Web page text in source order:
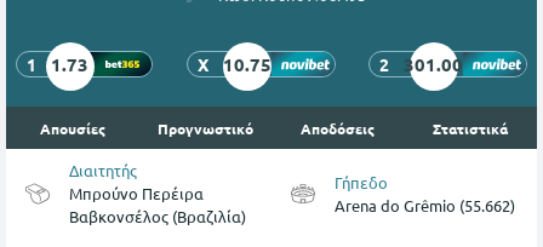
1 1.73 X 10.75 2 301.00
Απουσίες Προγνωστικό Αποδόσεις Στατιστικά
Διαιτητής
Μπρούνο Περέιρα
Βαβκονσέλος (Βραζιλία)
Γήπεδο
Arena do Grêmio (55.662)